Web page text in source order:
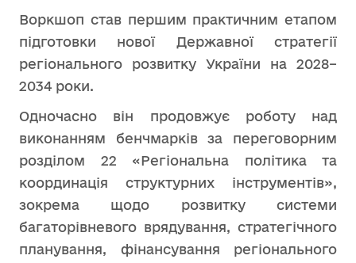
Воркшоп став першим практичним етапом
підготовки нової Державної стратегії
регіонального розвитку України на 2028–
2034 роки.
Одночасно він продовжує роботу над
виконанням бенчмарків за переговорним
розділом 22 «Регіональна політика та
координація структурних інструментів»,
зокрема щодо розвитку системи
багаторівневого врядування, стратегічного
планування, фінансування регіонального